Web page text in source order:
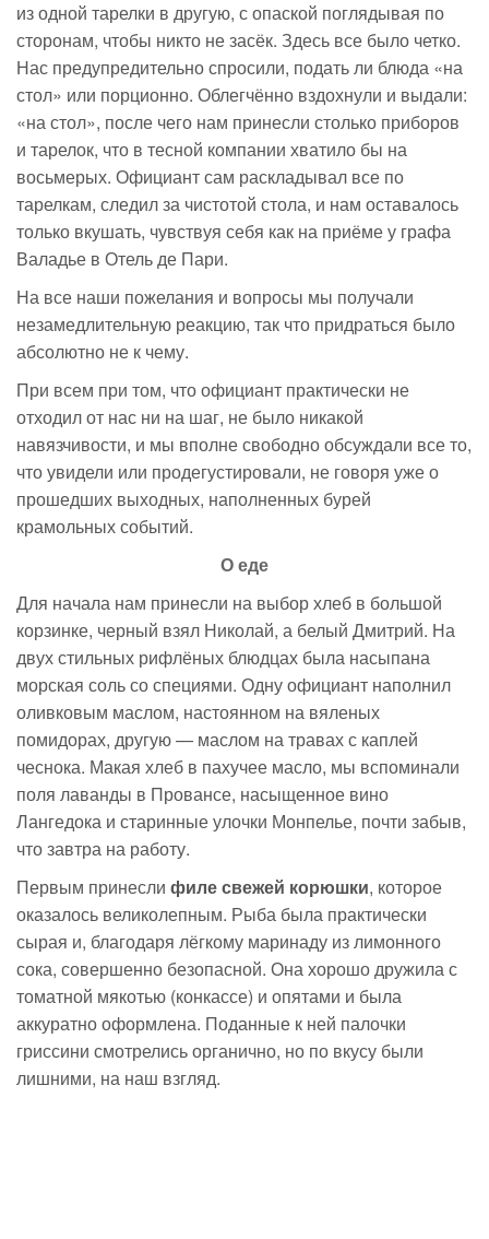
из одной тарелки в другую, с опаской поглядывая по
сторонам, чтобы никто не засёк. Здесь все было четко.
Нас предупредительно спросили, подать ли блюда «на
стол» или порционно. Облегчённо вздохнули и выдали:
«на стол», после чего нам принесли столько приборов
и тарелок, что в тесной компании хватило бы на
восьмерых. Официант сам раскладывал все по
тарелкам, следил за чистотой стола, и нам оставалось
только вкушать, чувствуя себя как на приёме у графа
Валадье в Отель де Пари.
На все наши пожелания и вопросы мы получали
незамедлительную реакцию, так что придраться было
абсолютно не к чему.
При всем при том, что официант практически не
отходил от нас ни на шаг, не было никакой
навязчивости, и мы вполне свободно обсуждали все то,
что увидели или продегустировали, не говоря уже о
прошедших выходных, наполненных бурей
крамольных событий.
О еде
Для начала нам принесли на выбор хлеб в большой
корзинке, черный взял Николай, а белый Дмитрий. На
двух стильных рифлёных блюдцах была насыпана
морская соль со специями. Одну официант наполнил
оливковым маслом, настоянном на вяленых
помидорах, другую — маслом на травах с каплей
чеснока. Макая хлеб в пахучее масло, мы вспоминали
поля лаванды в Провансе, насыщенное вино
Лангедока и старинные улочки Монпелье, почти забыв,
что завтра на работу.
Первым принесли филе свежей корюшки, которое
оказалось великолепным. Рыба была практически
сырая и, благодаря лёгкому маринаду из лимонного
сока, совершенно безопасной. Она хорошо дружила с
томатной мякотью (конкассе) и опятами и была
аккуратно оформлена. Поданные к ней палочки
гриссини смотрелись органично, но по вкусу были
лишними, на наш взгляд.